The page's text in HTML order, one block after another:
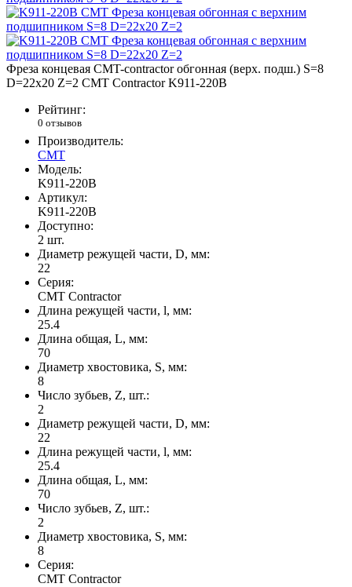
Фреза концевая CMT-contractor обгонная (верх. подш.) S=8
D=22x20 Z=2 CMT Contractor K911-220B
Рейтинг:
0 отзывов
Производитель:
CMT
Модель:
K911-220B
Артикул:
K911-220B
Доступно:
2 шт.
Диаметр режущей части, D, мм:
22
Серия:
CMT Contractor
Длина режущей части, l, мм:
25.4
Длина общая, L, мм:
70
Диаметр хвостовика, S, мм:
8
Число зубьев, Z, шт.:
2
Диаметр режущей части, D, мм:
22
Длина режущей части, l, мм:
25.4
Длина общая, L, мм:
70
Число зубьев, Z, шт.:
2
Диаметр хвостовика, S, мм:
8
Серия:
CMT Contractor